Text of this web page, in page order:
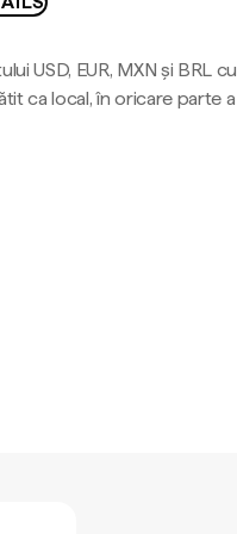
USD, EUR, MXN și BRL
ca local, în oricare parte a